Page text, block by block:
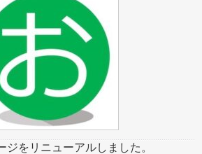
ジをリニューアルしました。